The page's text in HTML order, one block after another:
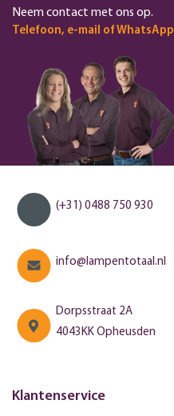
Neem contact met ons op.
Telefoon, e-mail of WhatsApp
(+31) 0488 750 930
info@lampentotaal.nl
Dorpsstraat 2A
4043KK Opheusden
Klantenservice